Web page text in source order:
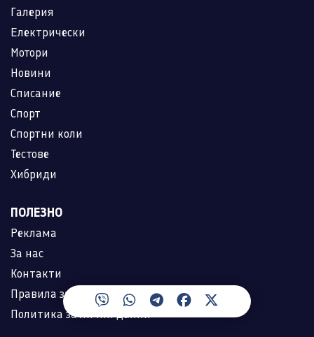
Галерия
Електрически
Мотори
Новини
Списание
Спорт
Спортни коли
Тестове
Хибриди
ПОЛЕЗНО
Реклама
За нас
Контакти
Правила за ползване
Политика за лични данни